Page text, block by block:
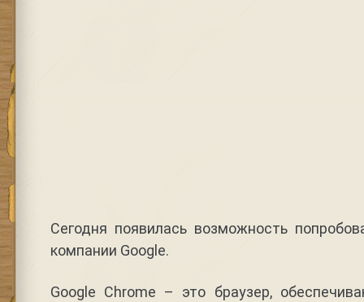
Сегодня появилась возможность
компании Google.
Google Chrome – это браузер,